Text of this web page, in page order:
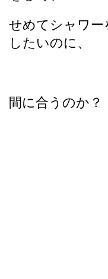
せめてシャワー
したいのに、
間に合うのか？